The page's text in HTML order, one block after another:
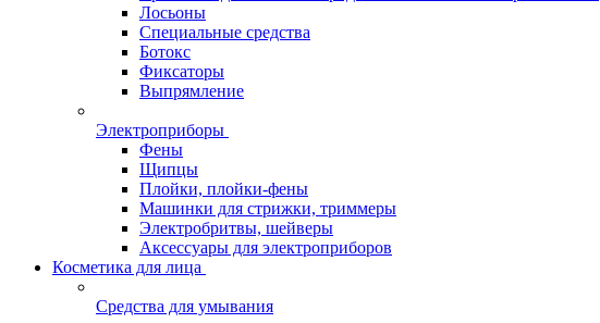
Лосьоны
Специальные средства
Ботокс
Фиксаторы
Выпрямление
Электроприборы
Фены
Щипцы
Плойки, плойки-фены
Машинки для стрижки, триммеры
Электробритвы, шейверы
Аксессуары для электроприборов
Косметика для лица
Средства для умывания